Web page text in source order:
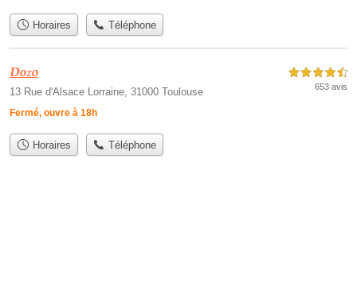
Horaires Téléphone
Dozo
13 Rue d'Alsace Lorraine, 31000 Toulouse
Fermé, ouvre à 18h
4,5 étoiles sur 5
653 avis
Horaires Téléphone